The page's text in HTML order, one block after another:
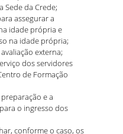
Sede da Crede;
assegurar a
idade própria e
na idade própria;
externa;
dos servidores
de Formação
e a
o ingresso dos
conforme o caso, os